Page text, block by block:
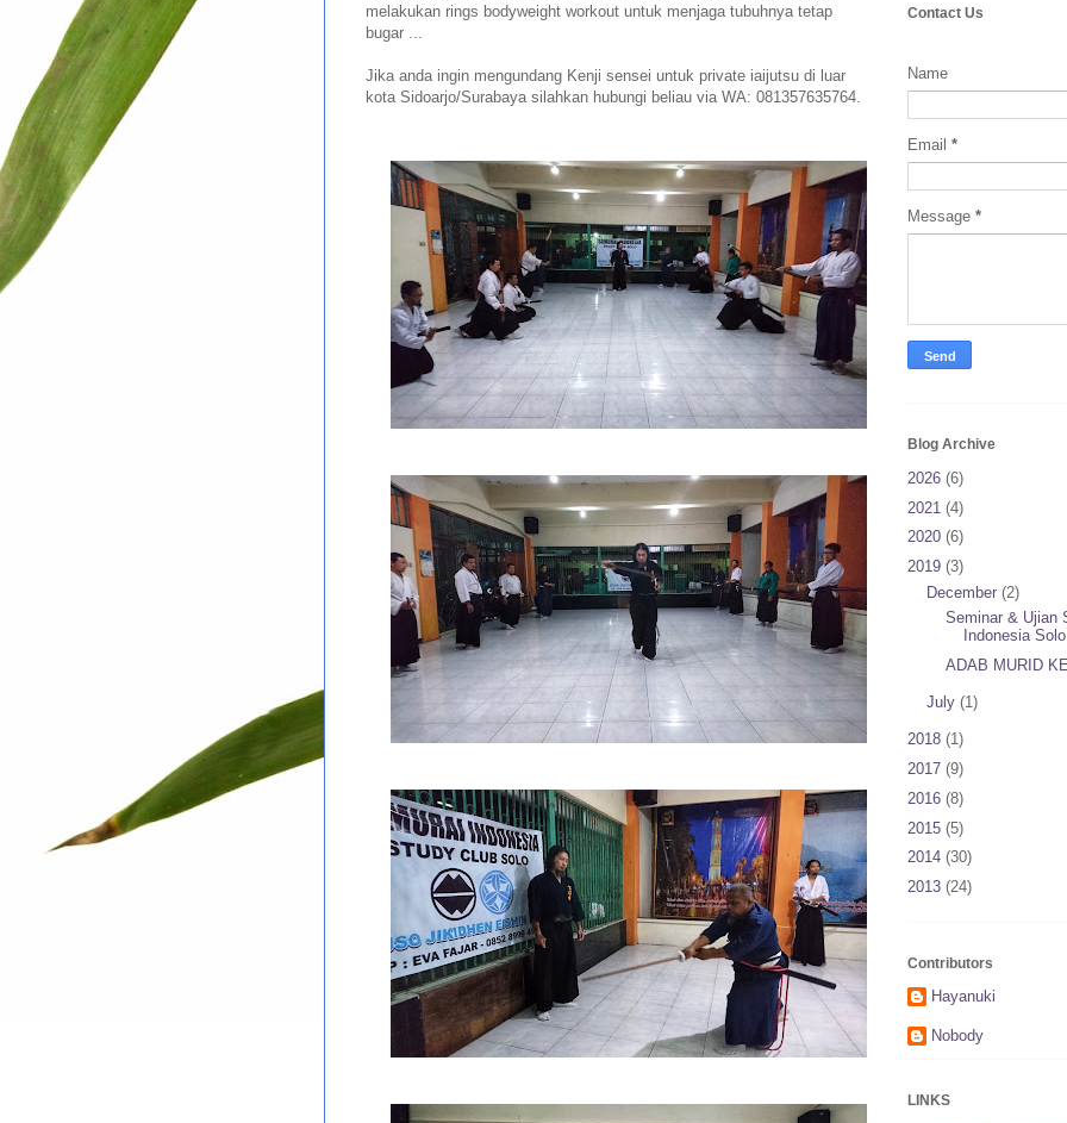
melakukan rings bodyweight workout untuk menjaga tubuhnya tetap
bugar ...
Jika anda ingin mengundang Kenji sensei untuk private iaijutsu di luar
kota Sidoarjo/Surabaya silahkan hubungi beliau via WA: 081357635764.
Contact Us
Name
Email *
Message *
Blog Archive
2026 (6)
2021 (4)
2020 (6)
2019 (3)
December (2)
Seminar & Ujian
Indonesia Solo
ADAB MURID
July (1)
2018 (1)
2017 (9)
2016 (8)
2015 (5)
2014 (30)
2013 (24)
Contributors
Hayanuki
Nobody
LINKS